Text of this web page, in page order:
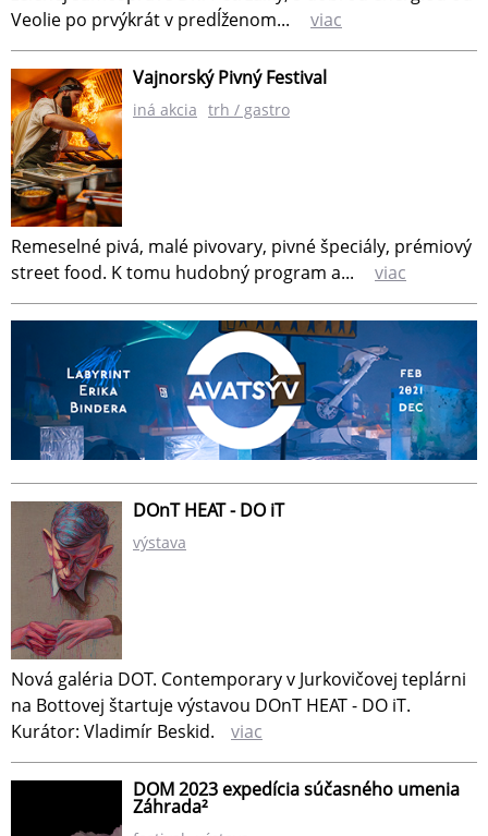
Veolie po prvýkrát v predĺženom...
viac
Vajnorský Pivný Festival
iná akcia trh / gastro
Remeselné pivá, malé pivovary, pivné špeciály, prémiový
street food. K tomu hudobný program a...
viac
DOnT HEAT - DO iT
výstava
Nová galéria DOT. Contemporary v Jurkovičovej teplárni
na Bottovej štartuje výstavou DOnT HEAT - DO iT.
Kurátor: Vladimír Beskid.
viac
DOM 2023 expedícia súčasného umenia
Záhrada²